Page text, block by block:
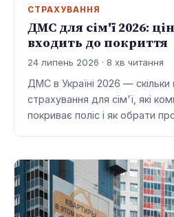
СТРАХУВАННЯ
ДМС для сім'ї 2026:
входить до покриття
24 липень 2026 · 8 хв читання
ДМС в Україні 2026 —
страхування для сім'ї, які
покриває поліс і як обрати